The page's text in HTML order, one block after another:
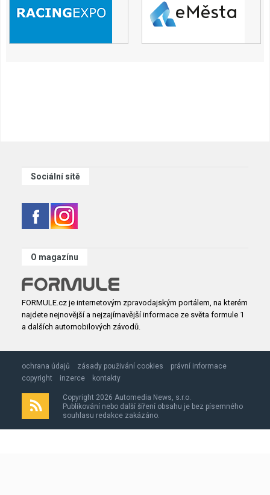
Sociální sítě
O magazínu
FORMULE.cz je internetovým zpravodajským portálem, na kterém
najdete nejnovější a nejzajímavější informace ze světa formule 1
a dalších automobilových závodů.
ochrana údajů zásady použivání cookies
právní informace
copyright
inzerce kontakty
Copyright 2026 Automedia News, s.r.o.
Publikování nebo další šíření obsahu je bez písemného
souhlasu redakce zakázáno.